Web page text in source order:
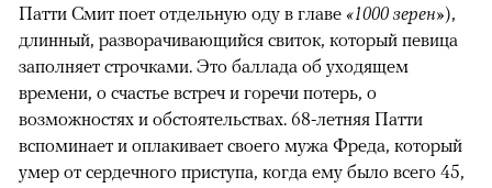
Патти Смит поет отдельную оду в главе «1000 зерен»),
длинный, разворачивающийся свиток, который певица
заполняет строчками. Это баллада об уходящем
времени, о счастье встреч и горечи потерь, о
возможностях и обстоятельствах. 68-летняя Патти
вспоминает и оплакивает своего мужа Фреда, который
умер от сердечного приступа, когда ему было всего 45,